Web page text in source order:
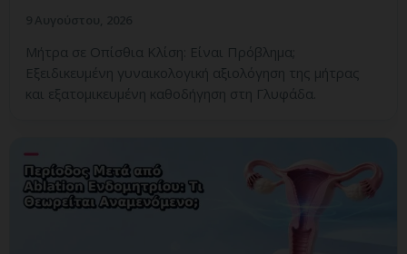
Μήτρα σε Οπίσθια Κλίση: Είναι Πρόβλημα;
Εξειδικευμένη γυναικολογική αξιολόγηση της μήτρας
και εξατομικευμένη καθοδήγηση στη Γλυφάδα.